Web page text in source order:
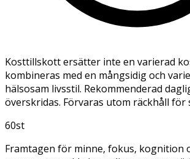
Kosttillskott ersätter inte en varierad
kombineras med en mångsidig och
hälsosam livsstil. Rekommenderad
överskridas. Förvaras utom räckhåll för
60st
Framtagen för minne, fokus, kognition